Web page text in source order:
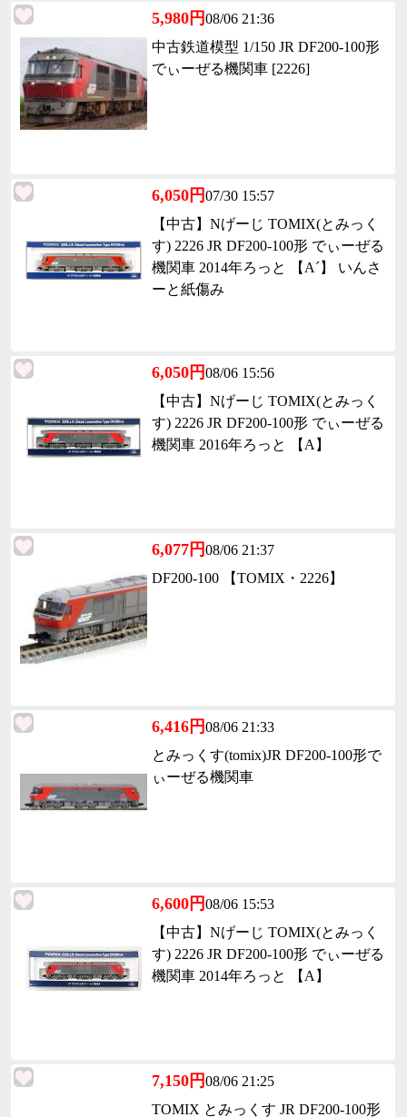
5,980円08/06 21:36
中古鉄道模型 1/150 JR DF200-100形
でぃーぜる機関車 [2226]
6,050円07/30 15:57
【中古】Nげーじ TOMIX(とみっく
す) 2226 JR DF200-100形 でぃーぜる
機関車 2014年ろっと 【A´】 いんさ
ーと紙傷み
6,050円08/06 15:56
【中古】Nげーじ TOMIX(とみっく
す) 2226 JR DF200-100形 でぃーぜる
機関車 2016年ろっと 【A】
6,077円08/06 21:37
DF200-100 【TOMIX・2226】
6,416円08/06 21:33
とみっくす(tomix)JR DF200-100形で
ぃーぜる機関車
6,600円08/06 15:53
【中古】Nげーじ TOMIX(とみっく
す) 2226 JR DF200-100形 でぃーぜる
機関車 2014年ろっと 【A】
7,150円08/06 21:25
TOMIX とみっくす JR DF200-100形